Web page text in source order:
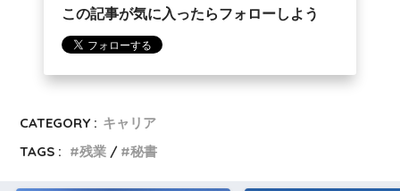
この記事が気に入ったらフォローしよう
CATEGORY : キャリア
TAGS :
残業 秘書